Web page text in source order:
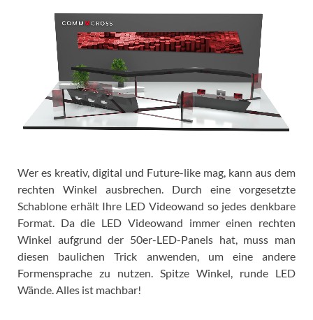
Wer es kreativ, digital und Future-like mag, kann aus dem
rechten Winkel ausbrechen. Durch eine vorgesetzte
Schablone erhält Ihre LED Videowand so jedes denkbare
Format. Da die LED Videowand immer einen rechten
Winkel aufgrund der 50er-LED-Panels hat, muss man
diesen baulichen Trick anwenden, um eine andere
Formensprache zu nutzen. Spitze Winkel, runde LED
Wände. Alles ist machbar!